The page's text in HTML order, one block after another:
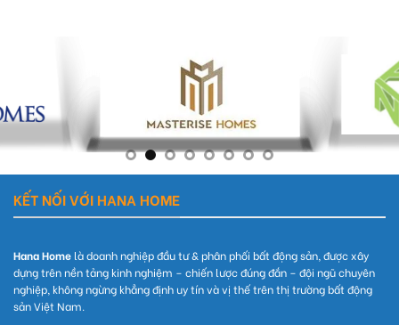
KẾT NỐI VỚI HANA HOME
Hana Home là doanh nghiệp đầu tư & phân phối bất động sản, được xây
dựng trên nền tảng kinh nghiệm – chiến lược đúng đắn – đội ngũ chuyên
nghiệp, không ngừng khẳng định uy tín và vị thế trên thị trường bất động
sản Việt Nam.